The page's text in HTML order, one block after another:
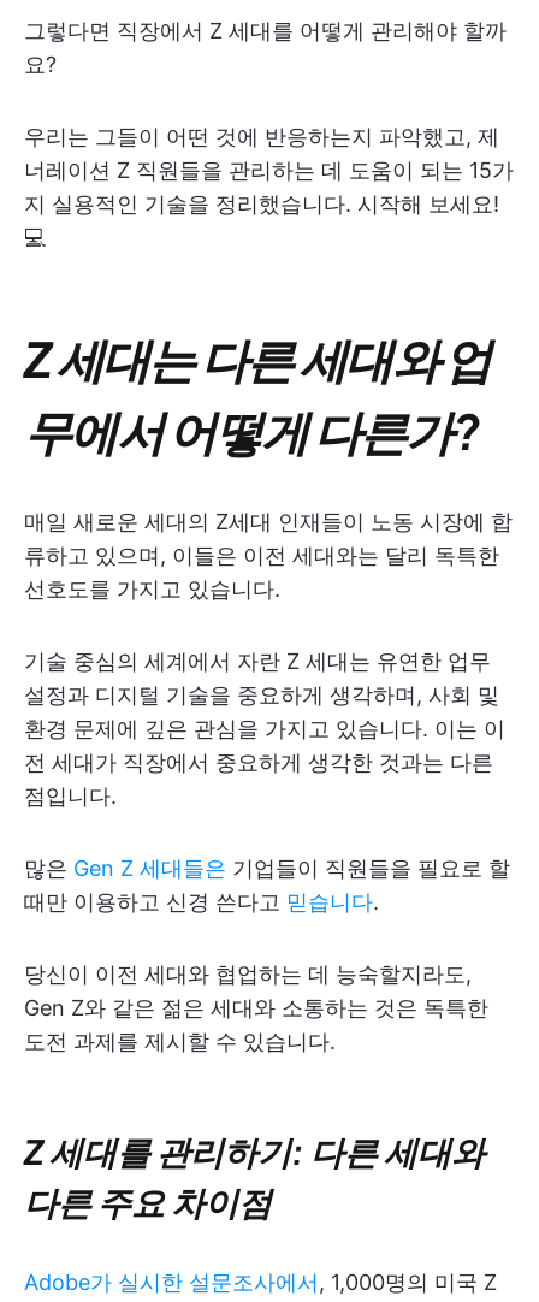
그렇다면 직장에서 Z 세대를 어떻게 관리해야 할까
요?
우리는 그들이 어떤 것에 반응하는지 파악했고, 제
너레이션 Z 직원들을 관리하는 데 도움이 되는 15가
지 실용적인 기술을 정리했습니다. 시작해 보세요!
💻
Z 세대는 다른 세대와 업
무에서 어떻게 다른가?
매일 새로운 세대의 Z세대 인재들이 노동 시장에 합
류하고 있으며, 이들은 이전 세대와는 달리 독특한
선호도를 가지고 있습니다.
기술 중심의 세계에서 자란 Z 세대는 유연한 업무
설정과 디지털 기술을 중요하게 생각하며, 사회 및
환경 문제에 깊은 관심을 가지고 있습니다. 이는 이
전 세대가 직장에서 중요하게 생각한 것과는 다른
점입니다.
많은 Gen Z 세대들은 기업들이 직원들을 필요로 할
때만 이용하고 신경 쓴다고 믿습니다.
당신이 이전 세대와 협업하는 데 능숙할지라도,
Gen Z와 같은 젊은 세대와 소통하는 것은 독특한
도전 과제를 제시할 수 있습니다.
Z 세대를 관리하기: 다른 세대와
다른 주요 차이점
Adobe가 실시한 설문조사에서 , 1,000명의 미국 Z